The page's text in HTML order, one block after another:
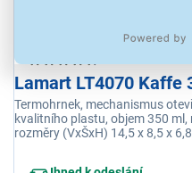
Lamart LT4070 Kaffe
Termohrnek, mechanismus
kvalitního plastu, objem 350 ml,
rozměry (VxŠxH) 14,5 x 8,5 x